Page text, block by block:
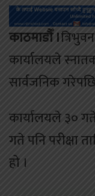
काठमाडौँ ।
कार्यालयले
सार्वजनिक
कार्यालयले ३०
गते पनि परीक्षा
हो ।